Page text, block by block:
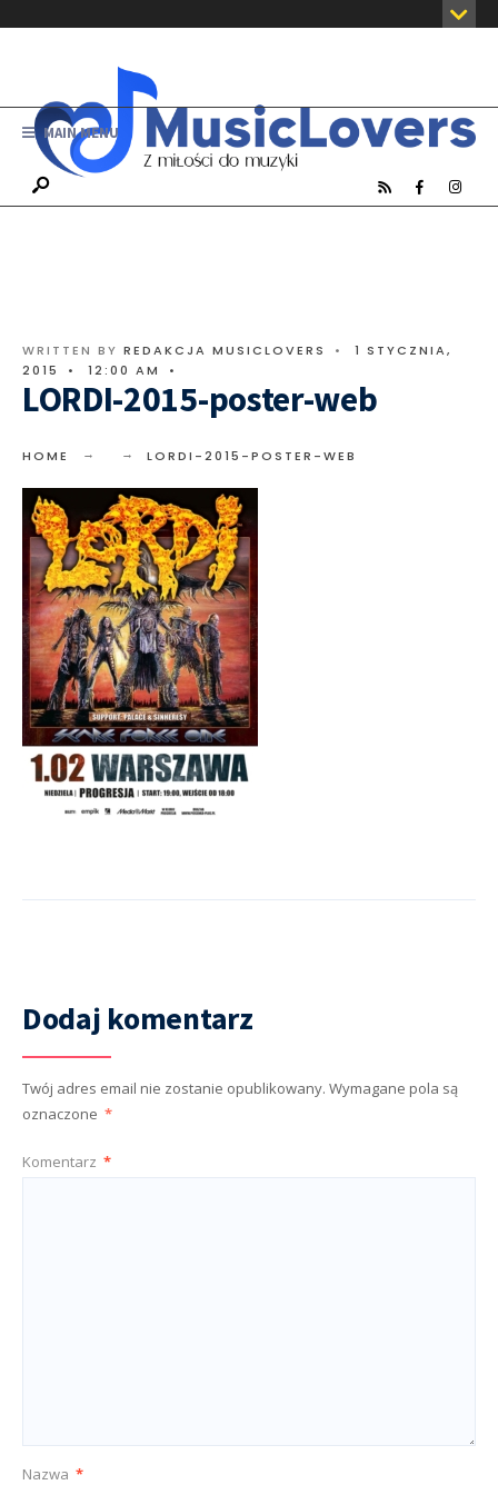
MAIN MENU
WRITTEN BY REDAKCJA MUSICLOVERS •
1 STYCZNIA,
2015
• 12:00 AM •
LORDI-2015-poster-web
HOME LORDI-2015-POSTER-WEB
Dodaj komentarz
Twój adres email nie zostanie opublikowany. Wymagane pola są
oznaczone *
Komentarz *
Nazwa *